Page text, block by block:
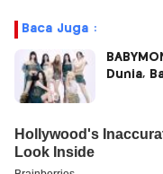
Baca Juga :
Dunia,